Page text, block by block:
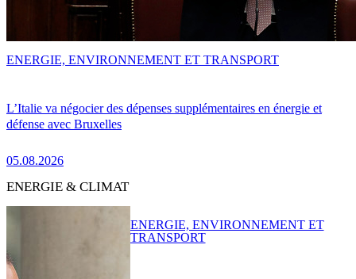
L’Italie va négocier des dépenses supplémentaires en énergie et
défense avec Bruxelles
05.08.2026
ENERGIE, ENVIRONNEMENT ET TRANSPORT
ENERGIE & CLIMAT
ENERGIE, ENVIRONNEMENT ET
TRANSPORT